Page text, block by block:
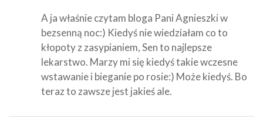
A ja właśnie czytam bloga Pani Agnieszki w
bezsenną noc:) Kiedyś nie wiedziałam co to
kłopoty z zasypianiem, Sen to najlepsze
lekarstwo. Marzy mi się kiedyś takie wczesne
wstawanie i bieganie po rosie:) Może kiedyś. Bo
teraz to zawsze jest jakieś ale.